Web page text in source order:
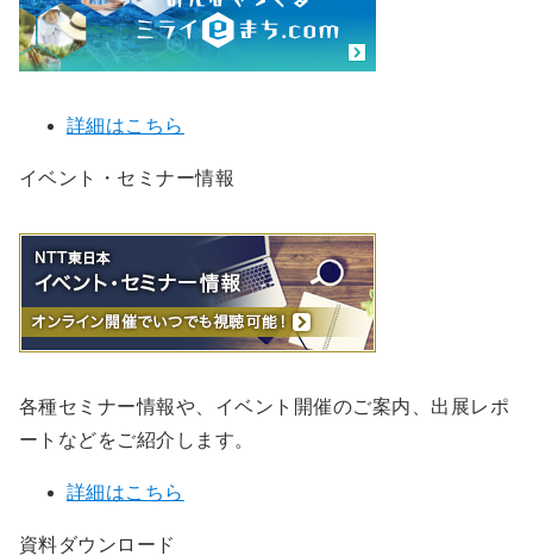
詳細はこちら
イベント・セミナー情報
各種セミナー情報や、イベント開催のご案内、出展レポ
ートなどをご紹介します。
詳細はこちら
資料ダウンロード